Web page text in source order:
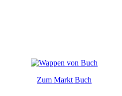
Zum Markt Buch